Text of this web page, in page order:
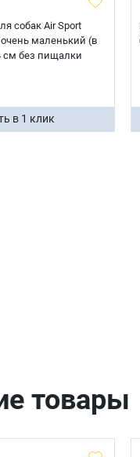
собак Air Sport
маленький (в
см без пищалки
в 1 клик
товары